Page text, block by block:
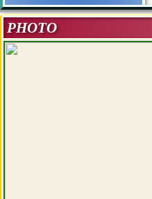
PHOTO